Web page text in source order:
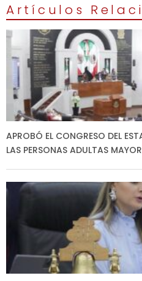
Artículos
APROBÓ EL CONGRESO DEL
LAS PERSONAS ADULTAS